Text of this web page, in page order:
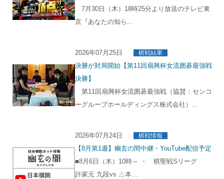
7月30日（木）18時25分より放送のテレビ東
京『あなたの知ら...
2026年07月25日 棋戦結果
決勝が対局開始【第11回扇興杯女流囲碁最強戦
決勝】
第11回扇興杯女流囲碁最強戦（協賛：センコ
ーグループホールディングス株式会社）...
2026年07月24日 棋戦情報
【8月第1週】幽玄の間中継・YouTube配信予定
■8月6日（木）10時～ ・ 棋聖戦Sリーグ
許家元 九段vs △本...